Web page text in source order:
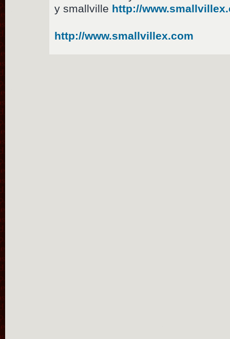
y smallville http://
http://www.smallvillex.com